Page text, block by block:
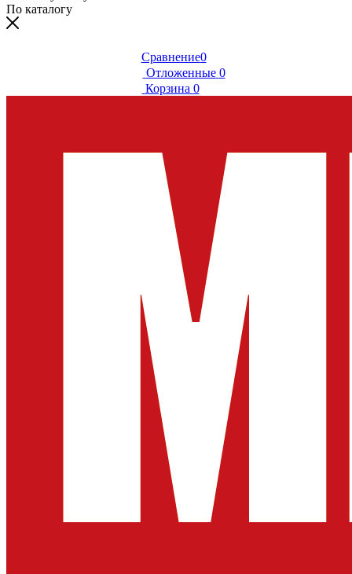
По каталогу
Сравнение0
Отложенные 0
Корзина 0